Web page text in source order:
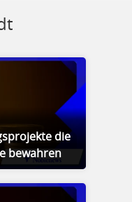
die
bewahren